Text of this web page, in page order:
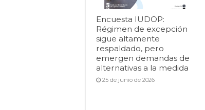
Encuesta IUDOP:
Régimen de excepción
sigue altamente
respaldado, pero
emergen demandas de
alternativas a la medida
25 de junio de 2026